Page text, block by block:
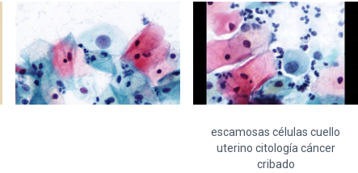
escamosas células cuello
uterino citología cáncer
cribado